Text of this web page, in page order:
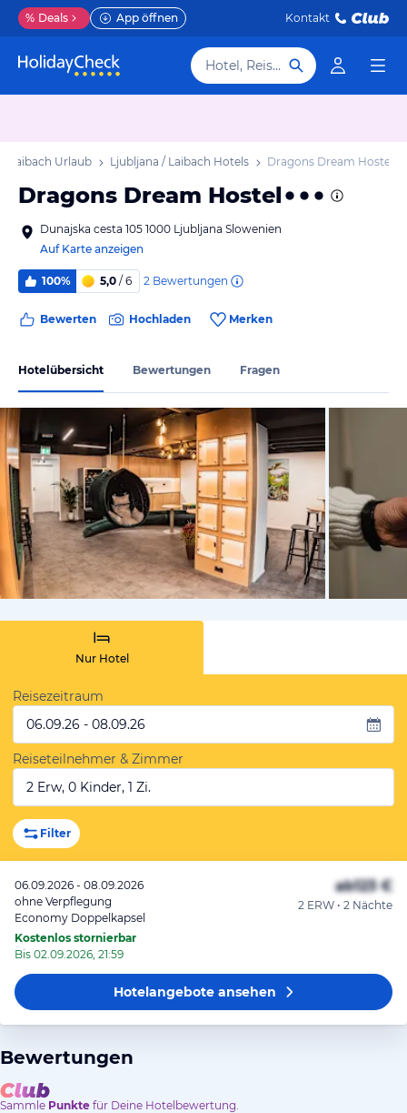
% Deals App öffnen Kontakt
Hotel, Reiseziel
Laibach Urlaub Ljubljana / Laibach Hotels Dragons Dream Hostel
Dragons Dream Hostel
Dunajska cesta 105 1000 Ljubljana Slowenien
Auf Karte anzeigen
100% 5,0 / 6 2 Bewertungen
Bewerten Hochladen Merken
Hotelübersicht Bewertungen Fragen
Nur Hotel
Reisezeitraum
06.09.26 - 08.09.26
Reiseteilnehmer & Zimmer
2 Erw, 0 Kinder, 1 Zi.
Filter
06.09.2026 - 08.09.2026
ohne Verpflegung
Economy Doppelkapsel
Kostenlos stornierbar
Bis 02.09.2026, 21:59
ab123 €
2 ERW • 2 Nächte
Hotelangeboteansehen
Bewertungen
Sammle Punkte für Deine Hotelbewertung.